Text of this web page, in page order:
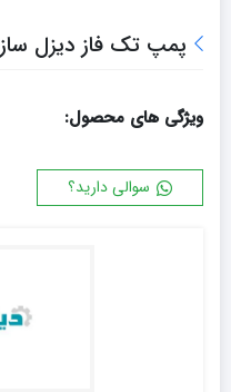
پمپ تک فاز ديزل ساز DM32-160C
ویژگی های محصول:
سوالی دارید؟